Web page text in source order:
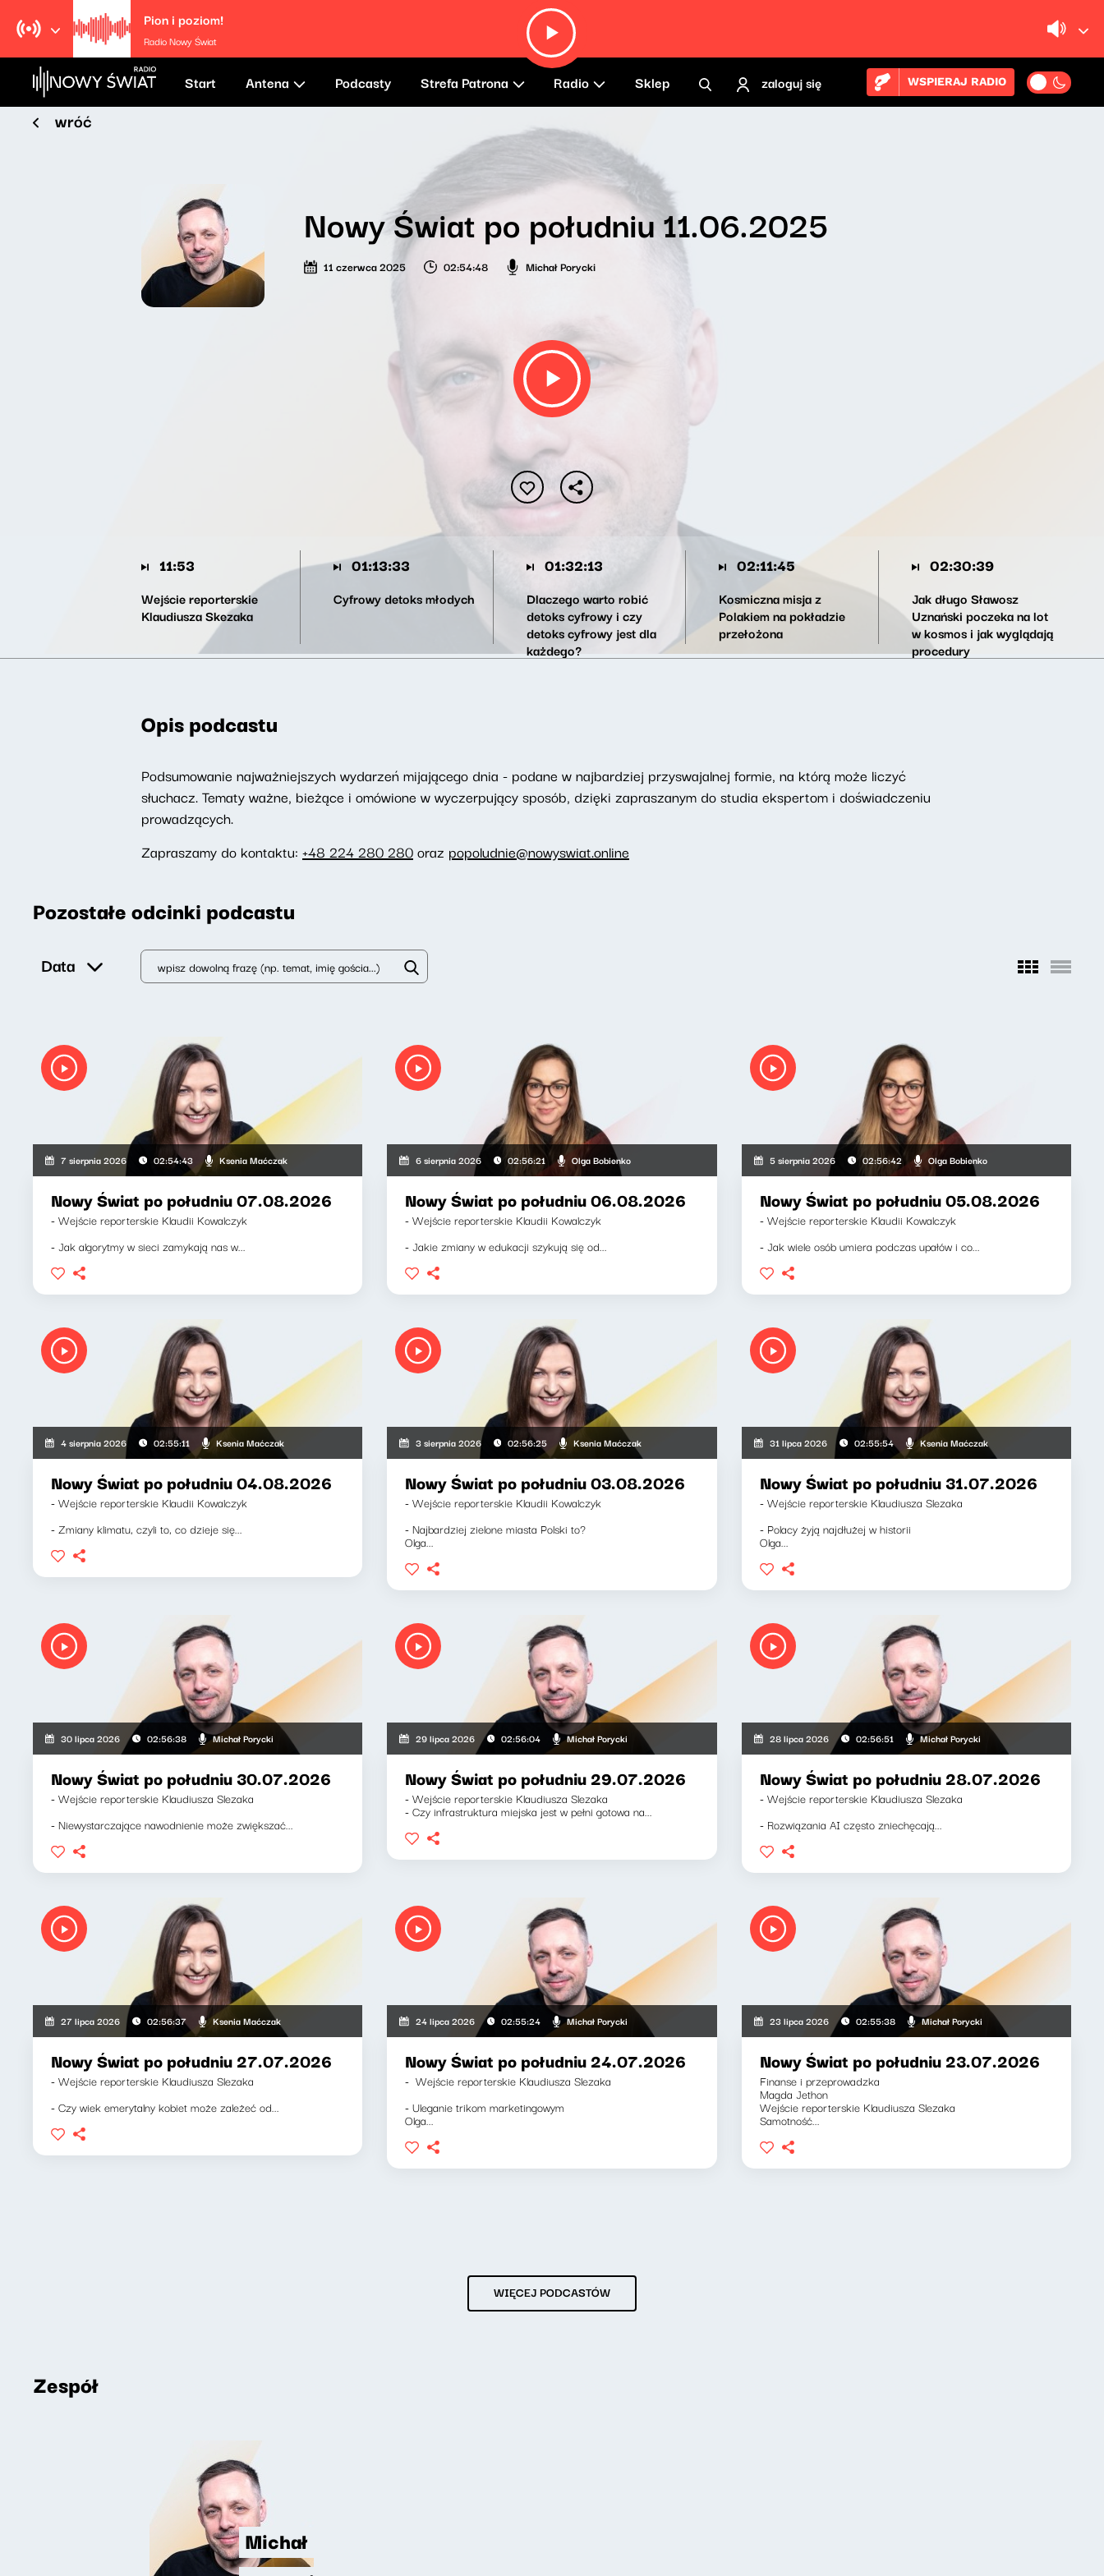
Pion i poziom!
Radio Nowy Świat
Start Antena Podcasty Strefa Patrona Radio Sklep zaloguj się WSPIERAJ RADIO
wróć
Nowy Świat po południu 11.06.2025
11 czerwca 2025 02:54:48 Michał Porycki
11:53
Wejście reporterskie
Klaudiusza Skezaka
01:13:33
Cyfrowy detoks młodych
01:32:13
Dlaczego warto robić
detoks cyfrowy i czy
detoks cyfrowy jest dla
każdego?
02:11:45
Kosmiczna misja z
Polakiem na pokładzie
przełożona
02:30:39
Jak długo Sławosz
Uznański poczeka na lot
w kosmos i jak wyglądają
procedury
Opis podcastu
Podsumowanie najważniejszych wydarzeń mijającego dnia - podane w najbardziej przyswajalnej formie, na którą może liczyć
słuchacz. Tematy ważne, bieżące i omówione w wyczerpujący sposób, dzięki zapraszanym do studia ekspertom i doświadczeniu
prowadzących.
Zapraszamy do kontaktu: +48 224 280 280oraz popoludnie@nowyswiat.online
Pozostałe odcinki podcastu
Data
7 sierpnia 2026 02:54:43 Ksenia Maćczak
Nowy Świat po południu 07.08.2026
- Wejście reporterskie Klaudii Kowalczyk
- Jak algorytmy w sieci zamykają nas w...
6 sierpnia 2026 02:56:21 Olga Bobienko
Nowy Świat po południu 06.08.2026
- Wejście reporterskie Klaudii Kowalczyk
- Jakie zmiany w edukacji szykują się od...
5 sierpnia 2026 02:56:42 Olga Bobienko
Nowy Świat po południu 05.08.2026
- Wejście reporterskie Klaudii Kowalczyk
- Jak wiele osób umiera podczas upałów i co...
4 sierpnia 2026 02:55:11 Ksenia Maćczak
Nowy Świat po południu 04.08.2026
- Wejście reporterskie Klaudii Kowalczyk
- Zmiany klimatu, czyli to, co dzieje się...
3 sierpnia 2026 02:56:25 Ksenia Maćczak
Nowy Świat po południu 03.08.2026
- Wejście reporterskie Klaudii Kowalczyk
- Najbardziej zielone miasta Polski to?
Olga...
31 lipca 2026 02:55:54 Ksenia Maćczak
Nowy Świat po południu 31.07.2026
- Wejście reporterskie Klaudiusza Slezaka
- Polacy żyją najdłużej w historii
Olga...
30 lipca 2026 02:56:38 Michał Porycki
Nowy Świat po południu 30.07.2026
- Wejście reporterskie Klaudiusza Slezaka
- Niewystarczające nawodnienie może zwiększać...
29 lipca 2026 02:56:04 Michał Porycki
Nowy Świat po południu 29.07.2026
- Wejście reporterskie Klaudiusza Slezaka
- Czy infrastruktura miejska jest w pełni gotowa na...
28 lipca 2026 02:56:51 Michał Porycki
Nowy Świat po południu 28.07.2026
- Wejście reporterskie Klaudiusza Slezaka
- Rozwiązania AI często zniechęcają...
27 lipca 2026 02:56:37 Ksenia Maćczak
Nowy Świat po południu 27.07.2026
- Wejście reporterskie Klaudiusza Slezaka
- Czy wiek emerytalny kobiet może zależeć od...
24 lipca 2026 02:55:24 Michał Porycki
Nowy Świat po południu 24.07.2026
- Wejście reporterskie Klaudiusza Slezaka
- Uleganie trikom marketingowym
Olga...
23 lipca 2026 02:55:38 Michał Porycki
Nowy Świat po południu 23.07.2026
Finanse i przeprowadzka
Magda Jethon
Wejście reporterskie Klaudiusza Slezaka
Samotność...
WIĘCEJ PODCASTÓW
Zespół
Michał